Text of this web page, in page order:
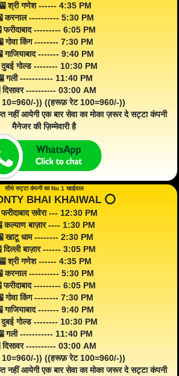
श्री गणेश ------ 4:35 PM
करनाल ---------- 5:30 PM
फरीदाबाद --------- 6:05 PM
गोवा किंग -------- 7:30 PM
गाजियाबाद ------- 9:40 PM
गोल्ड -------- 10:30 PM
गली ----------- 11:40 PM
दिसावर ---------- 03:00 AM
10=960/-)) ((हरूफ़ रेट 100=960/-))
नहीं आयेगी एक बार सेवा का मोका ज़रूर दे सट्टा कंपनी
मैनेजर की ज़िम्मेवारी है
सीधे सट्टा कंपनी का No 1 खाईवाल
BHAI KHAIWAL ⭕️
सवेरा --- 12:30 PM
कल्याण बाज़ार ---- 1:30 PM
खाटू धाम -------- 2:30 PM
दिल्ली बाज़ार ------ 3:05 PM
श्री गणेश ------ 4:35 PM
करनाल ---------- 5:30 PM
फरीदाबाद --------- 6:05 PM
गोवा किंग -------- 7:30 PM
गाजियाबाद ------- 9:40 PM
गोल्ड -------- 10:30 PM
गली ----------- 11:40 PM
दिसावर ---------- 03:00 AM
10=960/-)) ((हरूफ़ रेट 100=960/-))
नहीं आयेगी एक बार सेवा का मोका जरूर दे सट्टा कंपनी